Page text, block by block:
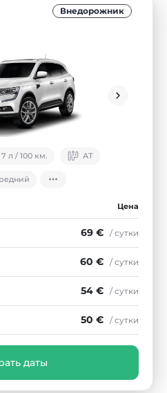
Внедорожник
7 л / 100 км. АТ
Цена
69 € / сутки
60 € / сутки
54 € / сутки
50 € / сутки
даты